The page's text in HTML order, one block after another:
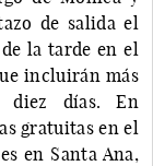
de salida el
la tarde en el
incluirán más
diez días. En
gratuitas en el
en Santa Ana,